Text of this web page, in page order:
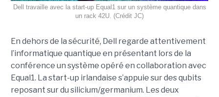
Dell travaille avec la start-up Equal1 sur un système quantique dans
un rack 42U. (Crédit JC)
En dehors de la sécurité, Dell regarde attentivement
l’informatique quantique en présentant lors de la
conférence un système opéré en collaboration avec
Equal1. La start-up irlandaise s’appuie sur des qubits
reposant sur du silicium/germanium. Les deux